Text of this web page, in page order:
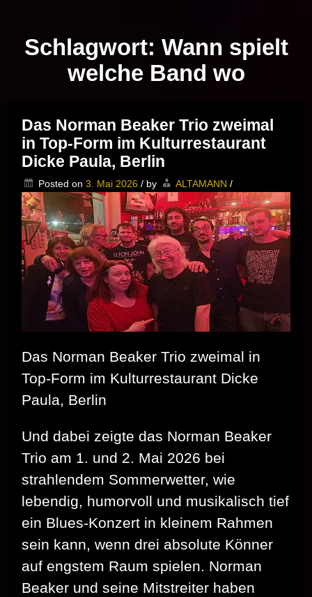
Schlagwort: Wann spielt
welche Band wo
Das Norman Beaker Trio zweimal
in Top-Form im Kulturrestaurant
Dicke Paula, Berlin
Posted on 3. Mai 2026 / by ALTAMANN /
Das Norman Beaker Trio zweimal in
Top-Form im Kulturrestaurant Dicke
Paula, Berlin
Und dabei zeigte das Norman Beaker
Trio am 1. und 2. Mai 2026 bei
strahlendem Sommerwetter, wie
lebendig, humorvoll und musikalisch tief
ein Blues‑Konzert in kleinem Rahmen
sein kann, wenn drei absolute Könner
auf engstem Raum spielen. Norman
Beaker und seine Mitstreiter haben